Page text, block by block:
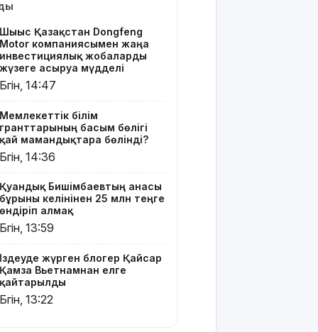
жүрген
Қайсар
Қамза
Вьетнамнан
елге
қайтарылды
Тамыздың
басты
кинопремьераларымен
таныссыз
Астротуризмнің
астанасына
айналды
Киевке
жасалған
ауқымды
шабуыл:
Шығыс Қазақстан Dongfeng
Motor компаниясымен жаңа
инвестициялық жобаларды
жүзеге асыруға мүдделі
Бүгін, 14:47
Мемлекеттік білім
гранттарының басым бөлігі
қай мамандықтарға бөлінді?
Бүгін, 14:36
Қуандық Бишімбаевтың анасы
бұрынғы келінінен 25 млн теңге
өндіріп алмақ
Бүгін, 13:59
Іздеуде жүрген блогер Қайсар
Қамза Вьетнамнан елге
қайтарылды
Бүгін, 13:22